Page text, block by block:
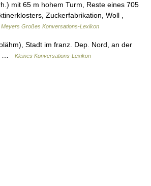
mit 65 m hohem Turm, Reste eines 705
Zuckerfabrikation, Woll ,
Meyers Großes Konversations-Lexikon
Stadt im franz. Dep. Nord, an der
…
Kleines Konversations-Lexikon